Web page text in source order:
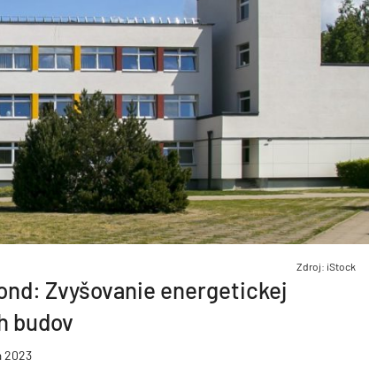
Zdroj: iStock
Zvyšovanie energetickej
budov
2023